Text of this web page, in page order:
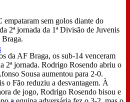
sem golos diante do
2ª jornada da 1ª Divisão de Juvenis
Braga.
da AF Braga, os sub-14 venceram
2ª jornada. Rodrigo Rosendo abriu o
Sousa aumentou para 2-0.
o Fão reduziu a desvantagem. À
de jogo, Rodrigo Rosendo bisou e